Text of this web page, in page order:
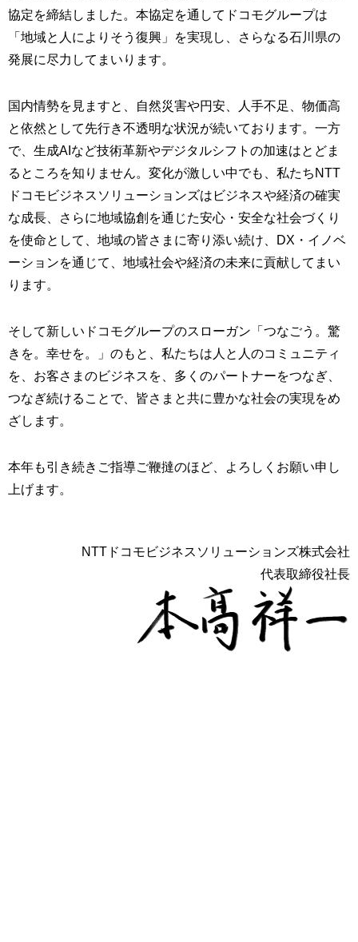
協定を締結しました。本協定を通してドコモグループは
「地域と人によりそう復興」を実現し、さらなる石川県の
発展に尽力してまいります。
国内情勢を見ますと、自然災害や円安、人手不足、物価高
と依然として先行き不透明な状況が続いております。一方
で、生成AIなど技術革新やデジタルシフトの加速はとどま
るところを知りません。変化が激しい中でも、私たちNTT
ドコモビジネスソリューションズはビジネスや経済の確実
な成長、さらに地域協創を通じた安心・安全な社会づくり
を使命として、地域の皆さまに寄り添い続け、DX・イノベ
ーションを通じて、地域社会や経済の未来に貢献してまい
ります。
そして新しいドコモグループのスローガン「つなごう。驚
きを。幸せを。」のもと、私たちは人と人のコミュニティ
を、お客さまのビジネスを、多くのパートナーをつなぎ、
つなぎ続けることで、皆さまと共に豊かな社会の実現をめ
ざします。
本年も引き続きご指導ご鞭撻のほど、よろしくお願い申し
上げます。
NTTドコモビジネスソリューションズ株式会社
代表取締役社長